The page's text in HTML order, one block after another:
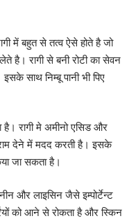
में बहुत से तत्व ऐसे होते है जो
है। रागी से बनी रोटी का सेवन
साथ निम्बू पानी भी पिए
रागी मे अमीनो एसिड और
देने में मदद करती है। इसके
जा सकता है।
और लाइसिन जैसे इम्पोर्टेन्ट
को आने से रोकता है और स्किन